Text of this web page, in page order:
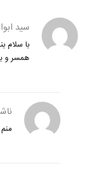
سید
با سلام
همسر و